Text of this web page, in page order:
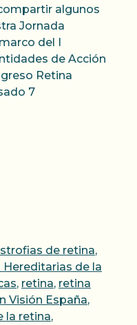
algunos
Jornada
del I
de Acción
Retina
7
de retina,
de la
, retina, retina
Visión España,
la retina,